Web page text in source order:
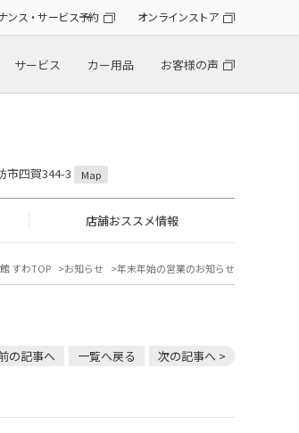
ンス・サービス予約 オンラインストア
サービス カー用品 お客様の声
市四賀344-3 Map
店舗おススメ情報
すわTOP お知らせ 年末年始の営業のお知らせ
の記事へ 一覧へ戻る 次の記事へ >